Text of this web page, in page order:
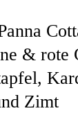
& rote
Zimt